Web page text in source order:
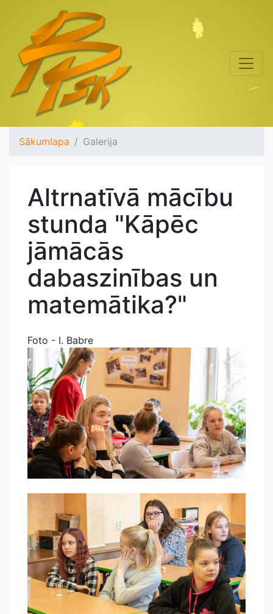
Sākumlapa Galerija
Altrnatīvā mācību
stunda "Kāpēc
jāmācās
dabaszinības un
matemātika?"
Foto - I. Babre